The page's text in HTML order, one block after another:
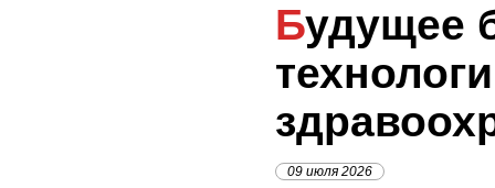
Будущее блокчейн-
09 июля 2026